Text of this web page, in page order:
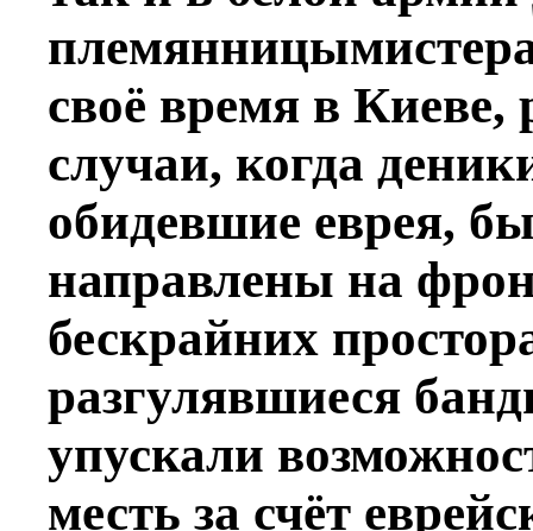
своё время в
случаи, когда
обидевшие еврея,
направлены на
бескрайних
разгулявшиеся
упускали
месть за счёт